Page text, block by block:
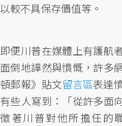
以較不具保存價值等。
即便川普在媒體上有護航
面倒地譁然與憤慨，許多
頓郵報》貼文留言區表達
有些人寫到：「從許多面
徵著川普對他所擔任的